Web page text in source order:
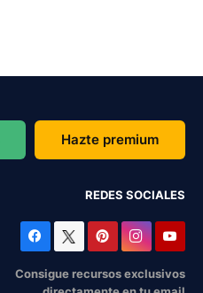
Hazte premium
REDES SOCIALES
Consigue recursos exclusivos